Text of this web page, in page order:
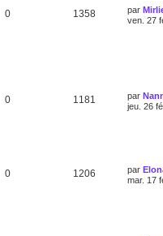
0 1358 par
ven. 27
0 1181 par
jeu. 26
0 1206 par
mar. 17